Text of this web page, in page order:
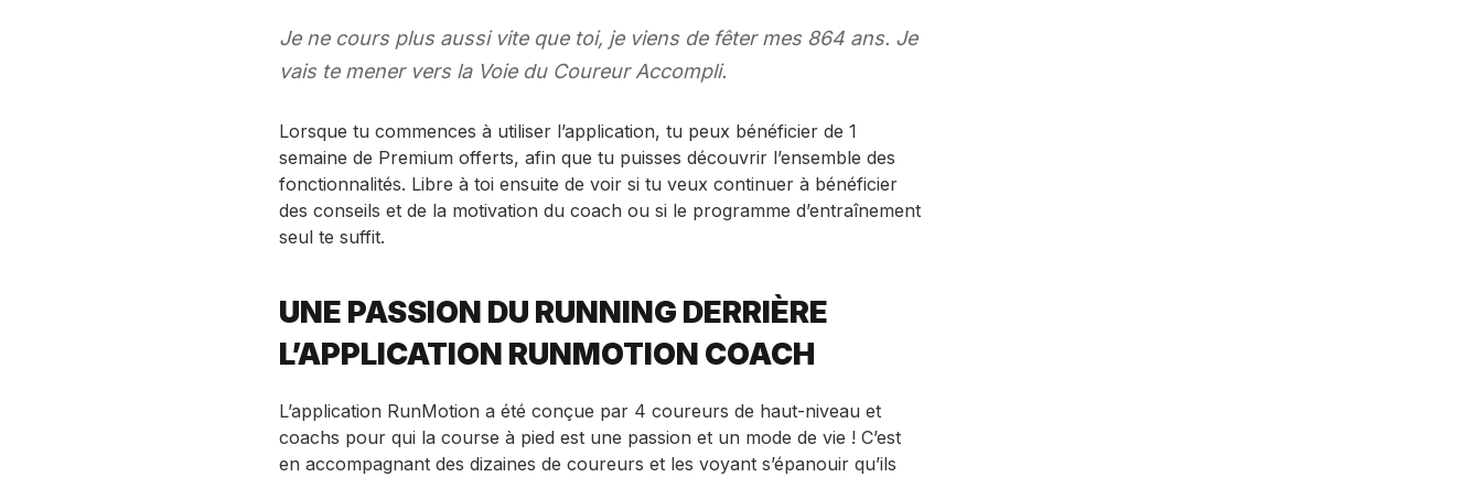
Je ne cours plus aussi vite que toi, je viens de fêter mes 864 ans. Je
vais te mener vers la Voie du Coureur Accompli.
Lorsque tu commences à utiliser l’application, tu peux bénéficier de 1
semaine de Premium offerts, afin que tu puisses découvrir l’ensemble des
fonctionnalités. Libre à toi ensuite de voir si tu veux continuer à bénéficier
des conseils et de la motivation du coach ou si le programme d’entraînement
seul te suffit.
UNE PASSION DU RUNNING DERRIÈRE
L’APPLICATION RUNMOTION COACH
L’application RunMotion a été conçue par 4 coureurs de haut-niveau et
coachs pour qui la course à pied est une passion et un mode de vie ! C’est
en accompagnant des dizaines de coureurs et les voyant s’épanouir qu’ils